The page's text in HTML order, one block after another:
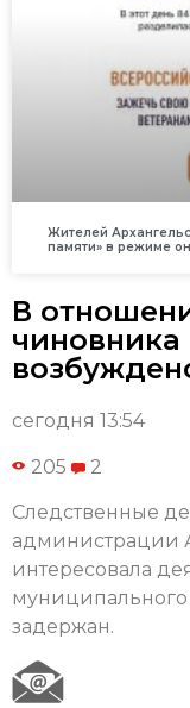
Жителей
памяти» в режиме
В
чиновника
сегодня 13:54
205 2
Следственные
администрации
интересовала
задержан.